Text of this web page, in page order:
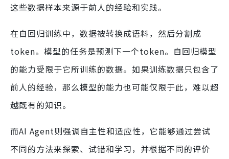
这些数据样本来源于前人的经验和实践。
在自回归训练中，数据被转换成语料，然后分割成
token。模型的任务是预测下一个token。自回归模型
的能力受限于它所训练的数据。如果训练数据只包含了
前人的经验，那么模型的能力也可能仅限于此，难以超
越既有的知识。
而AI Agent则强调自主性和适应性，它能够通过尝试
不同的方法来探索、试错和学习，并根据不同的评价